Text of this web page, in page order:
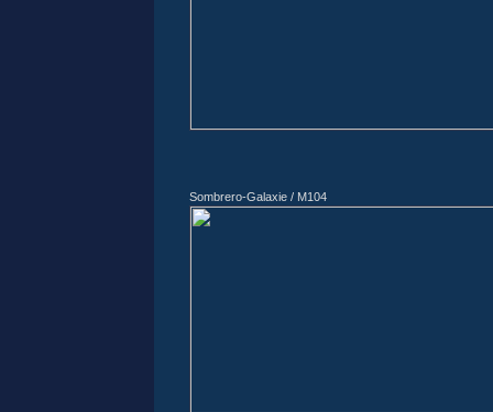
Sombrero-Galaxie / M104